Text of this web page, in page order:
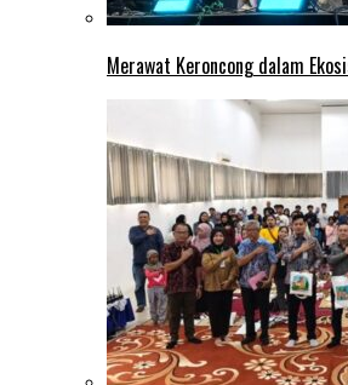
Merawat Keroncong dalam